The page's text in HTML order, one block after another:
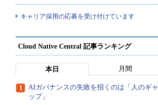
キャリア採用の応募を受け付けています
Cloud Native Central 記事ランキング
本日 月間
AIガバナンスの失敗を招くのは「人のギャ
ップ」